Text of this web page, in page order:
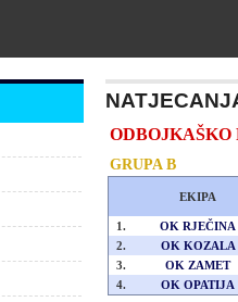
ODBOJKAŠKO
GRUPA B
EKIPA
1.
OK RJEČINA
2.
OK KOZALA
3.
OK ZAMET
4.
OK OPATIJA